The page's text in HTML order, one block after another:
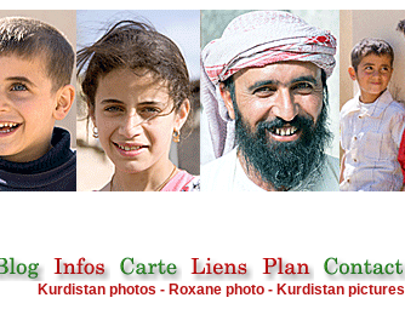
Kurdistan photos - Roxane photo - Kurdistan pictures